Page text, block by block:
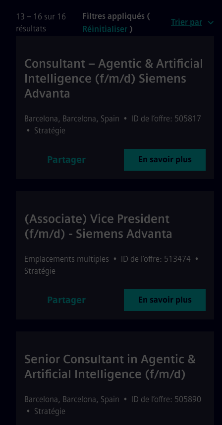
13 – 16 sur 16
résultats
Filtres appliqués (
Réinitialiser )
Trier par
Consultant – Agentic & Artificial
Intelligence (f/m/d) Siemens
Advanta
Barcelona, Barcelona, Spain • ID de l’offre: 505817
• Stratégie
Partager En savoir plus
(Associate) Vice President
(f/m/d) - Siemens Advanta
Emplacements multiples • ID de l’offre: 513474 •
Stratégie
Partager En savoir plus
Senior Consultant in Agentic &
Artificial Intelligence (f/m/d)
Barcelona, Barcelona, Spain • ID de l’offre: 505890
• Stratégie